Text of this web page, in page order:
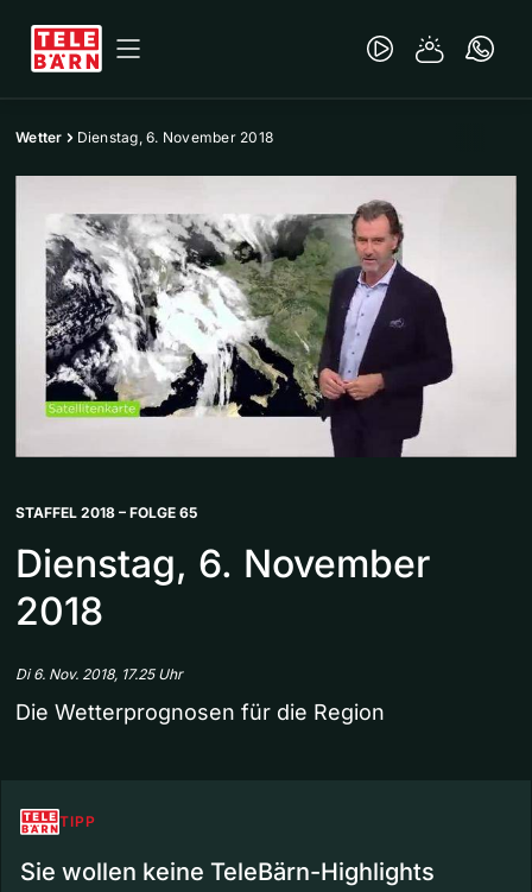
Wetter Dienstag, 6. November 2018
STAFFEL 2018 – FOLGE 65
Dienstag, 6. November
2018
Di 6. Nov. 2018, 17.25 Uhr
Die Wetterprognosen für die Region
TIPP
Sie wollen keine TeleBärn-Highlights